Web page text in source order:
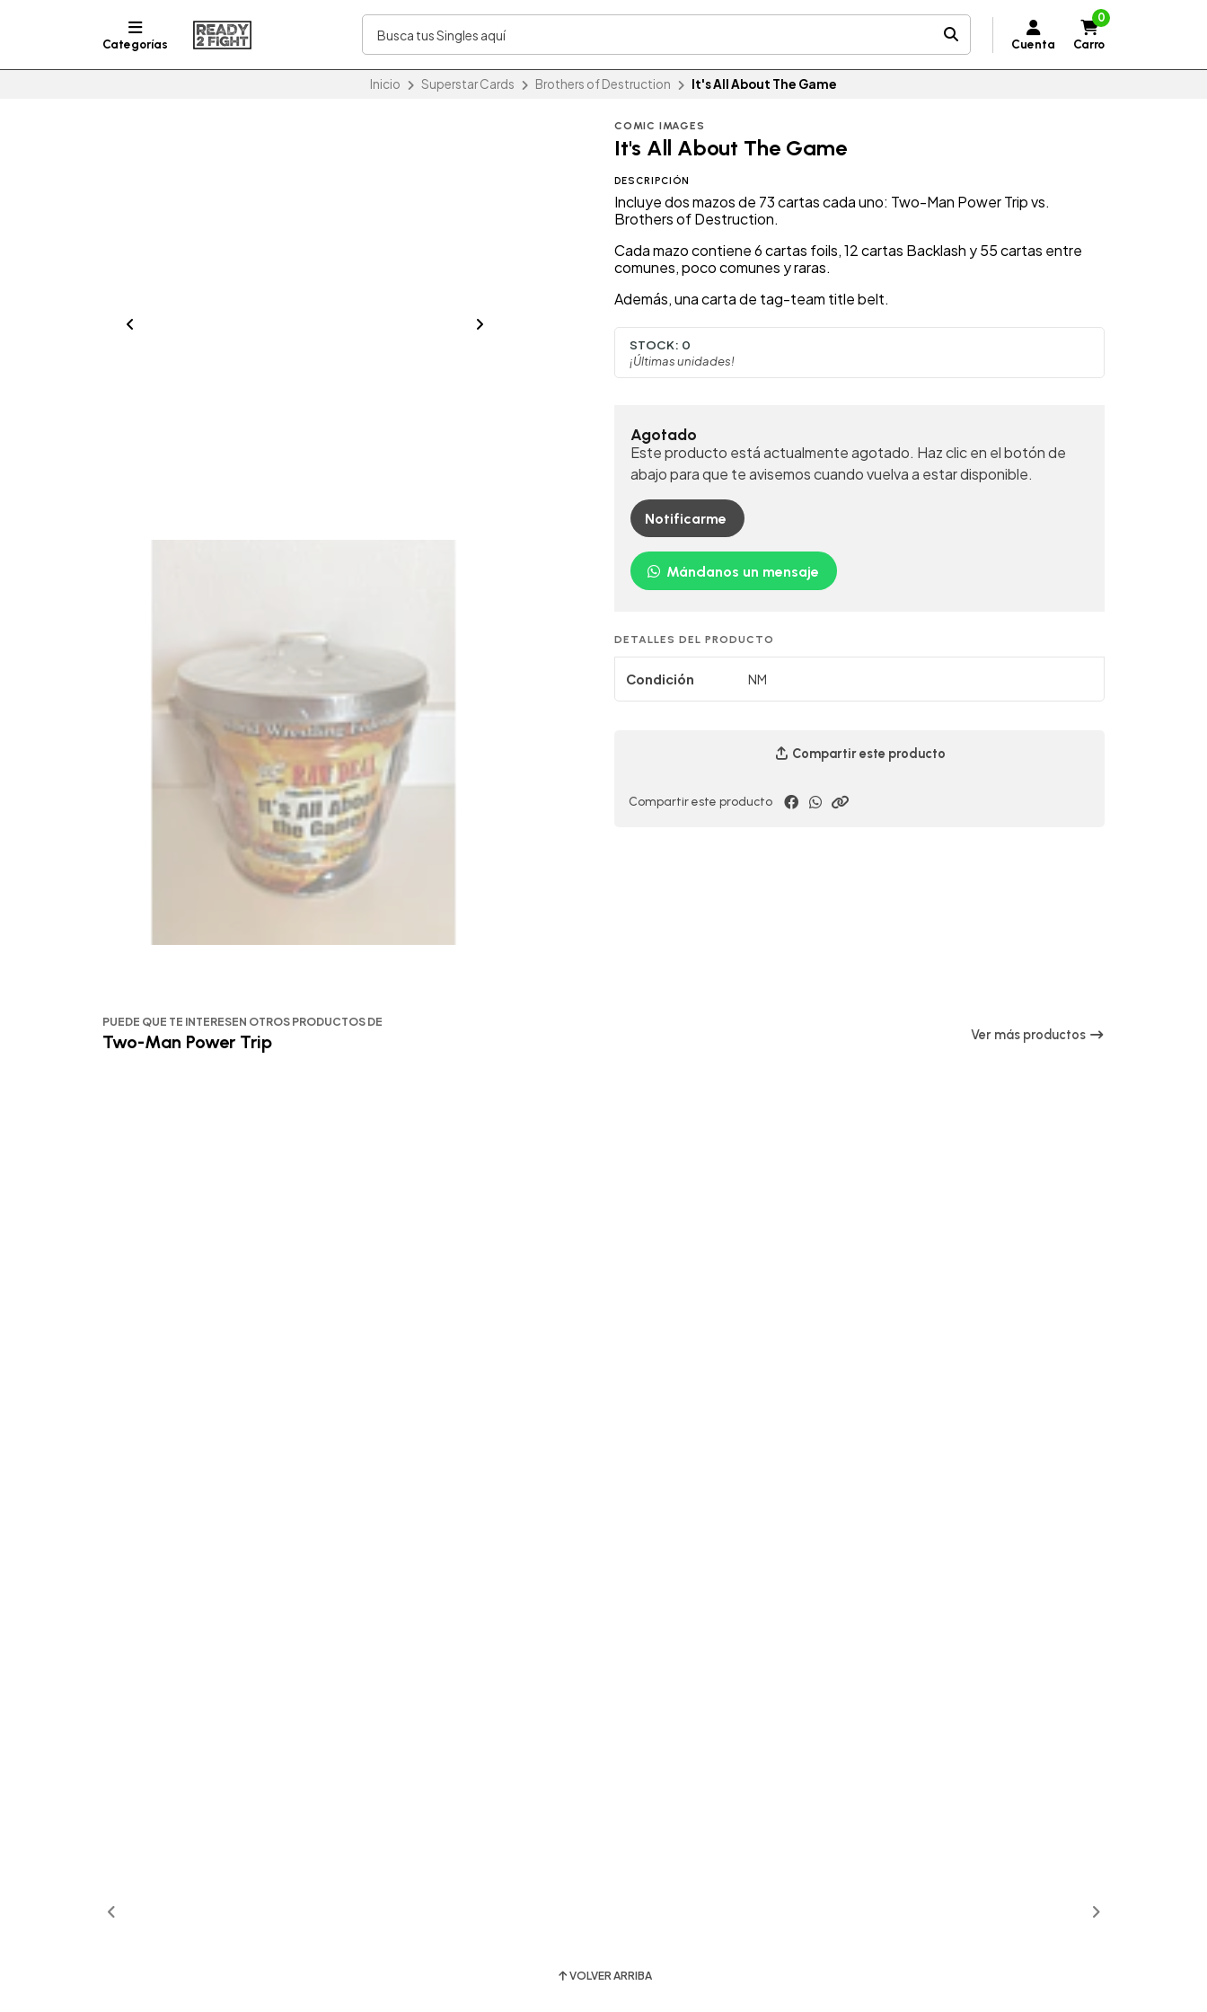
Categorías Cuenta
0
Carro
Inicio Superstar Cards Brothers of Destruction It's All About The Game
COMIC IMAGES
It's All About The Game
DESCRIPCIÓN
Incluye dos mazos de 73 cartas cada uno: Two-Man Power Trip vs.
Brothers of Destruction.
Cada mazo contiene 6 cartas foils, 12 cartas Backlash y 55 cartas entre
comunes, poco comunes y raras.
Además, una carta de tag-team title belt.
STOCK: 0
¡Últimas unidades!
Agotado
Este producto está actualmente agotado. Haz clic en el botón de
abajo para que te avisemos cuando vuelva a estar disponible.
Notificarme
Mándanos un mensaje
DETALLES DEL PRODUCTO
Condición NM
Compartir este producto
Compartir este producto
PUEDE QUE TE INTERESEN OTROS PRODUCTOS DE
Two-Man Power Trip Ver más productos
VOLVER ARRIBA